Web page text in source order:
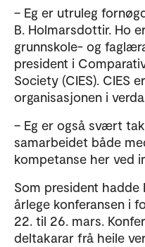
– Eg er utruleg
B. Holmarsdottir. Ho
grunnskole- og
president i
Society (CIES). CIES
organisasjonen i
– Eg er også svært
samarbeidet både
kompetanse her ved
Som president
årlege konferansen i
22. til 26. mars.
deltakarar frå heile